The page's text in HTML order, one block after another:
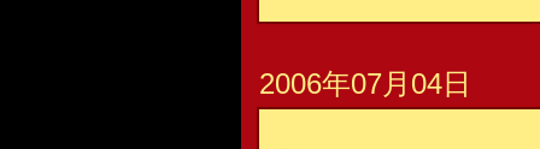
2006年07月04日